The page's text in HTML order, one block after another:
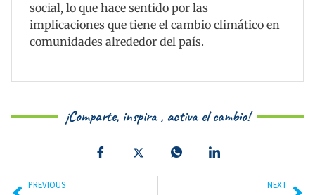
social, lo que hace sentido por las
implicaciones que tiene el cambio climático en
comunidades alrededor del país.
¡Comparte, inspira , activa el cambio!
PREVIOUS
NEXT